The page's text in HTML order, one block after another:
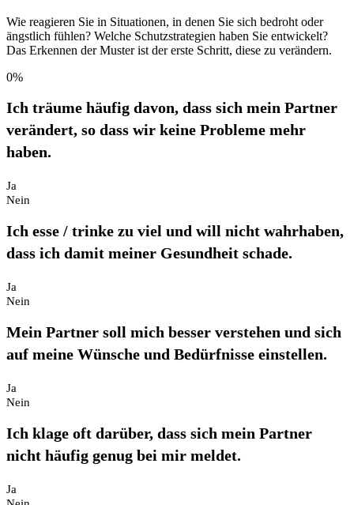
Wie reagieren Sie in Situationen, in denen Sie sich bedroht oder
ängstlich fühlen? Welche Schutzstrategien haben Sie entwickelt?
Das Erkennen der Muster ist der erste Schritt, diese zu verändern.
0%
Ich träume häufig davon, dass sich mein Partner
verändert, so dass wir keine Probleme mehr
haben.
Ja
Nein
Ich esse / trinke zu viel und will nicht wahrhaben,
dass ich damit meiner Gesundheit schade.
Ja
Nein
Mein Partner soll mich besser verstehen und sich
auf meine Wünsche und Bedürfnisse einstellen.
Ja
Nein
Ich klage oft darüber, dass sich mein Partner
nicht häufig genug bei mir meldet.
Ja